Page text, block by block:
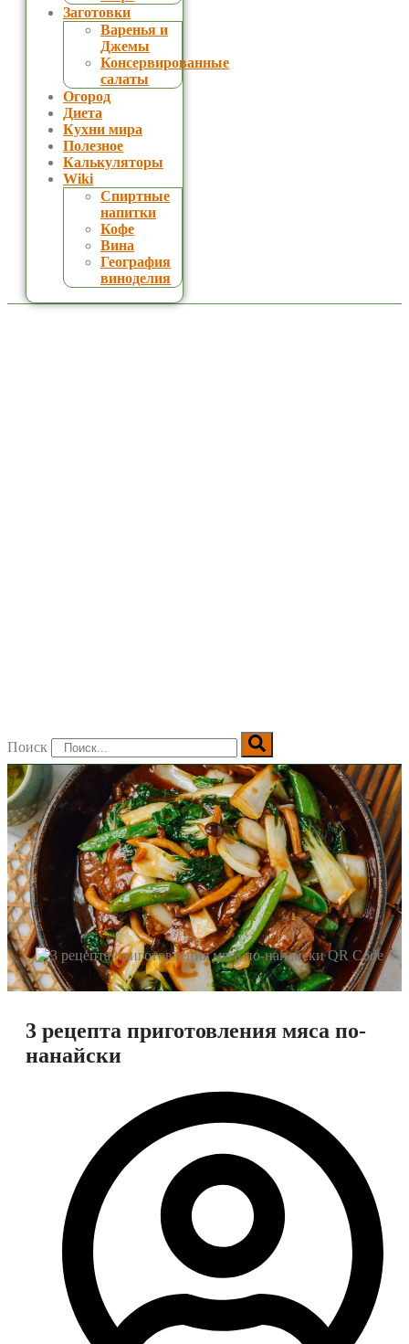
Заготовки
Варенья и
Джемы
Консервированные
салаты
Огород
Диета
Кухни мира
Полезное
Калькуляторы
Wiki
Спиртные
напитки
Кофе
Вина
География
виноделия
Поиск
3 рецепта приготовления мяса по-
нанайски